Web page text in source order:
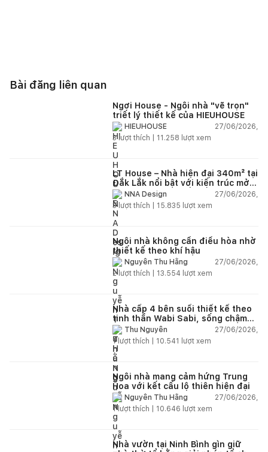
Bài đăng liên quan
Ngơi House - Ngôi nhà "vẽ trọn"
triết lý thiết kế của HIEUHOUSE
HIEUHOUSE
27/06/2026,
3lượt thích | 11.258 lượt xem
LT House – Nhà hiện đại 340m² tại
Đắk Lắk nổi bật với kiến trúc mở
và hệ sân vườn kết nối thiên
nhiên
NNA Design
27/06/2026,
3lượt thích | 15.835 lượt xem
Ngôi nhà không cần điều hòa nhờ
thiết kế theo khí hậu
Nguyễn Thu Hằng
27/06/2026,
2lượt thích | 13.554 lượt xem
Nhà cấp 4 bên suối thiết kế theo
tinh thần Wabi Sabi, sống chậm
giữa thiên nhiên
Thu Nguyễn
27/06/2026,
1lượt thích | 10.541 lượt xem
Ngôi nhà mang cảm hứng Trung
Hoa với kết cấu lộ thiên hiện đại
Nguyễn Thu Hằng
27/06/2026,
1lượt thích | 10.646 lượt xem
Nhà vườn tại Ninh Bình gìn giữ